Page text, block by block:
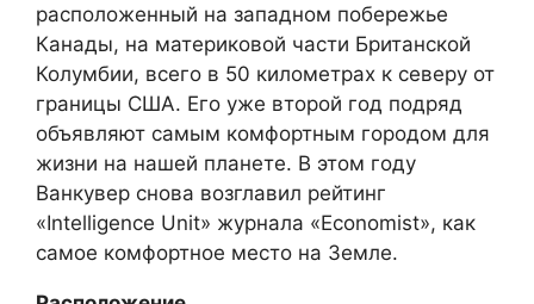
расположенный на западном побережье
Канады, на материковой части Британской
Колумбии, всего в 50 километрах к северу от
границы США. Его уже второй год подряд
объявляют самым комфортным городом для
жизни на нашей планете. В этом году
Ванкувер снова возглавил рейтинг
«Intelligence Unit» журнала «Economist», как
самое комфортное место на Земле.